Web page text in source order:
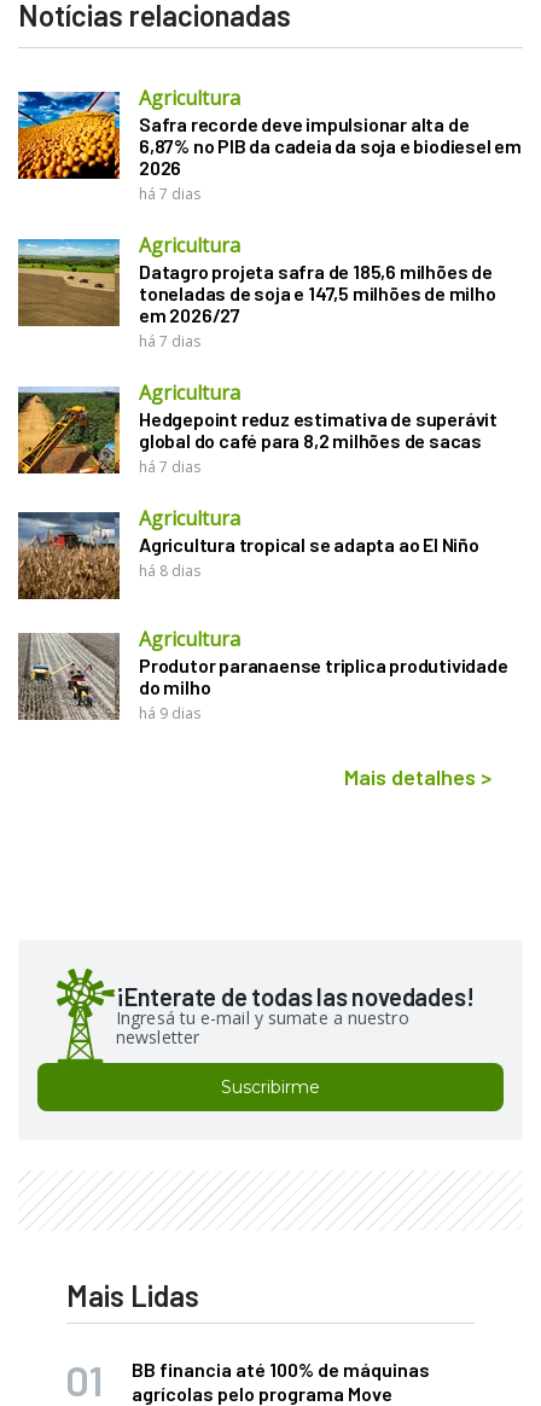
Notícias relacionadas
Agricultura
Safra recorde deve impulsionar alta de
6,87% no PIB da cadeia da soja e biodiesel em
2026
há 7 dias
Agricultura
Datagro projeta safra de 185,6 milhões de
toneladas de soja e 147,5 milhões de milho
em 2026/27
há 7 dias
Agricultura
Hedgepoint reduz estimativa de superávit
global do café para 8,2 milhões de sacas
há 7 dias
Agricultura
Agricultura tropical se adapta ao El Niño
há 8 dias
Agricultura
Produtor paranaense triplica produtividade
do milho
há 9 dias
Mais detalhes >
¡Enterate de todas las novedades!
Ingresá tu e-mail y sumate a nuestro
newsletter
Suscribirme
Mais Lidas
BB financia até 100% de máquinas
agrícolas pelo programa Move